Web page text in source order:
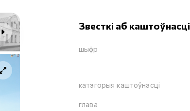
Звесткі аб каштоўнасці
шыфр
катэгорыя каштоўнасці
глава